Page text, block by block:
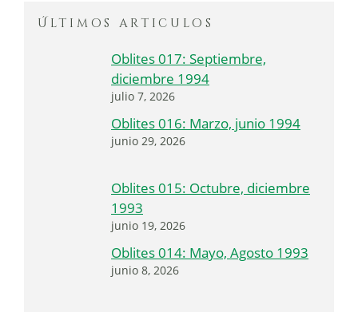
Últimos articulos
Oblites 017: Septiembre,
diciembre 1994
julio 7, 2026
Oblites 016: Marzo, junio 1994
junio 29, 2026
Oblites 015: Octubre, diciembre
1993
junio 19, 2026
Oblites 014: Mayo, Agosto 1993
junio 8, 2026